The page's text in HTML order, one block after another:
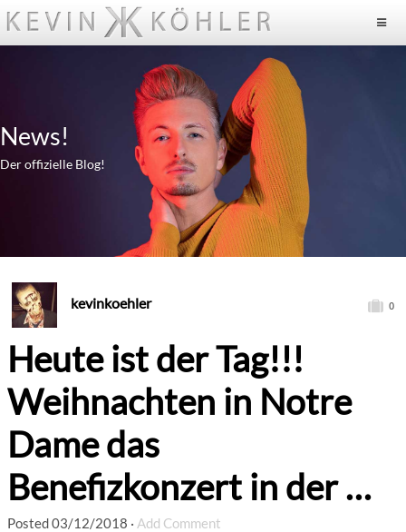
News!
Der offizielle Blog!
kevinkoehler 0
Heute ist der Tag!!!
Weihnachten in Notre
Dame das
Benefizkonzert in der …
Posted03/12/2018 · Add Comment